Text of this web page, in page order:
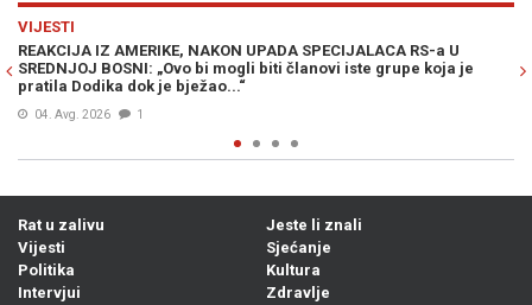
je
VIJESTI
MUK U MOSTARU: Članica Predsjedništva Bosne i
Željka Cvijanović vojno-redarstvenu akciju „Oluja“ nazvala
„zločinačkom“, očekuje se reakcija iz Zagreba...
04. Avg. 2026
Rat u zalivu
Vijesti
Politika
Intervjui
Jeste li znali
Sjećanje
Kultura
Zdravlje